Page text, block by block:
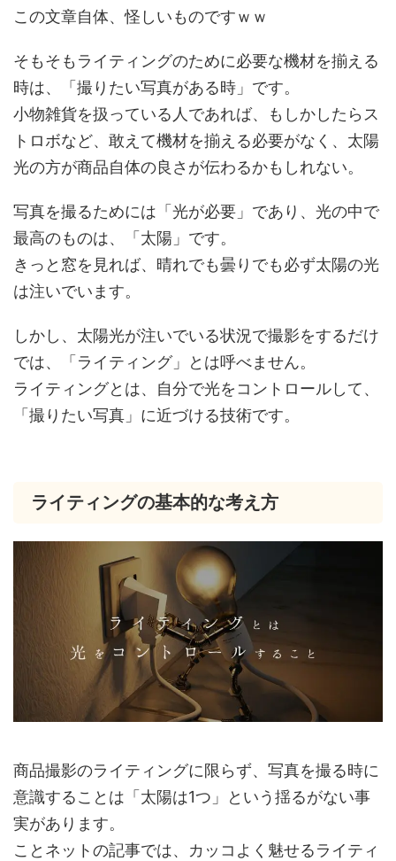
この文章自体、怪しいものですｗｗ
そもそもライティングのために必要な機材を揃える
時は、「撮りたい写真がある時」です。
小物雑貨を扱っている人であれば、もしかしたらス
トロボなど、敢えて機材を揃える必要がなく、太陽
光の方が商品自体の良さが伝わるかもしれない。
写真を撮るためには「光が必要」であり、光の中で
最高のものは、「太陽」です。
きっと窓を見れば、晴れでも曇りでも必ず太陽の光
は注いでいます。
しかし、太陽光が注いでいる状況で撮影をするだけ
では、「ライティング」とは呼べません。
ライティングとは、自分で光をコントロールして、
「撮りたい写真」に近づける技術です。
ライティングの基本的な考え方
商品撮影のライティングに限らず、写真を撮る時に
意識することは「太陽は1つ」という揺るがない事
実があります。
ことネットの記事では、カッコよく魅せるライティ